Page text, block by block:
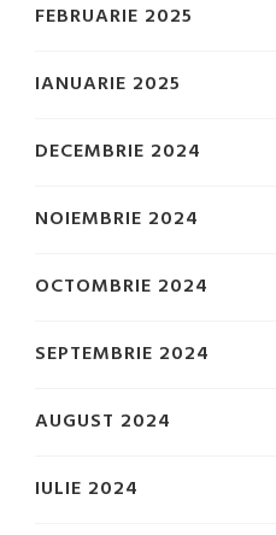
FEBRUARIE 2025
IANUARIE 2025
DECEMBRIE 2024
NOIEMBRIE 2024
OCTOMBRIE 2024
SEPTEMBRIE 2024
AUGUST 2024
IULIE 2024